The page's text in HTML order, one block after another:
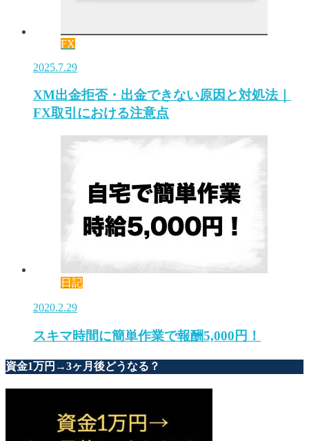
FX
2025.7.29
XM出金拒否・出金できない原因と対処法｜
FX取引における注意点
日記
2020.2.29
スキマ時間に簡単作業で報酬5,000円！
資金1万円→3ヶ月後どうなる？